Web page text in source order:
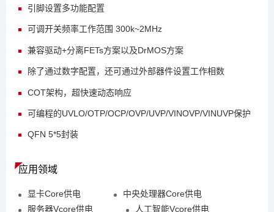
引脚设置多功能配置
可调开关频率工作范围 300k~2MHz
兼容驱动+分离FETs方案以及DrMOS方案
除了通过数字配置，还可通过外部器件设置工作相数
COT架构，超快速动态响应
可编程的UVLO/OTP/OCP/OVP/UVP/VINOVP/VINUVP保护
QFN 5*5封装
应用领域
显卡Core供电
中央处理器Core供电
服务器Vcore供电
人工智能Vcore供电